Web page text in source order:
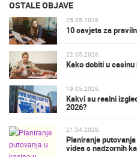
OSTALE OBJAVE
25.05.2026.
10 savjeta za
22.05.2026.
Kako dobiti u
19.05.2026.
Kakvi su realni
2026?
21.04.2026.
Planiranje
videa s nadzornih